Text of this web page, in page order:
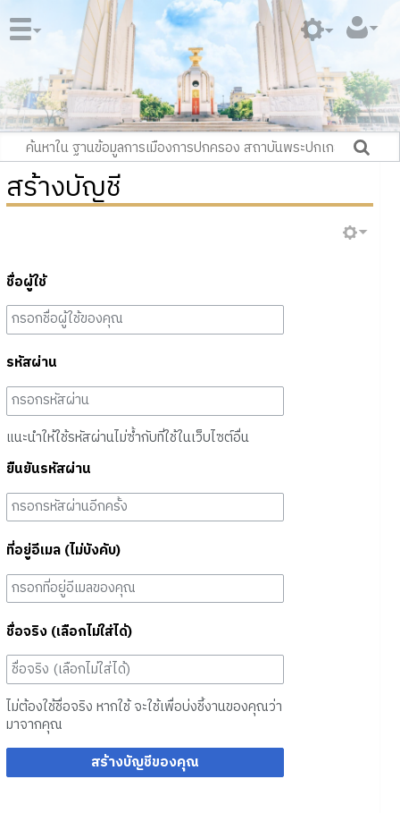
สร้างบัญชี
ชื่อผู้ใช้
รหัสผ่าน
แนะนำให้ใช้รหัสผ่านไม่ซ้ำกับที่ใช้ในเว็บไซต์อื่น
ยืนยันรหัสผ่าน
ที่อยู่อีเมล (ไม่บังคับ)
ชื่อจริง (เลือกไม่ใส่ได้)
ไม่ต้องใช้ชื่อจริง หากใช้ จะใช้เพื่อบ่งชี้งานของคุณว่า
มาจากคุณ
สร้างบัญชีของคุณ